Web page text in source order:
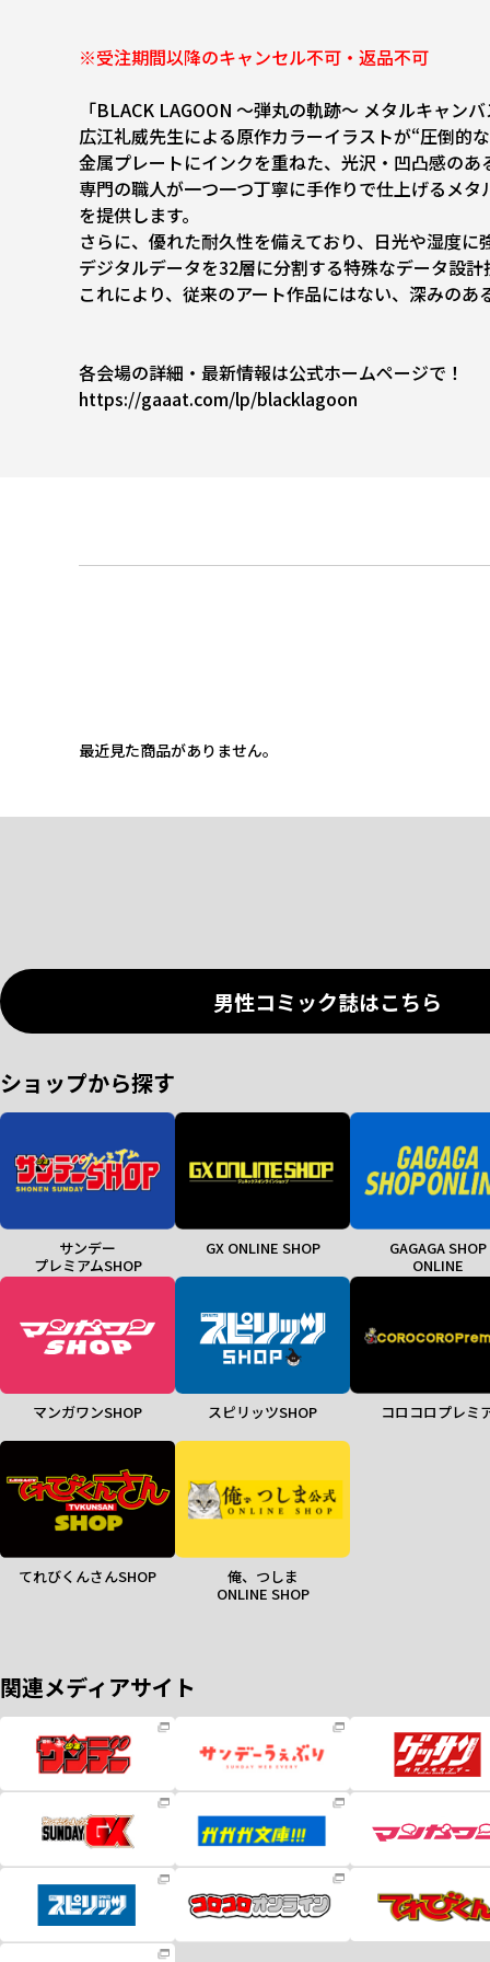
※受注期間以降のキャンセル不可・返品不可
「BLACK LAGOON ～弾丸の軌跡～ メタルキャン
広江礼威先生による原作カラーイラストが“圧倒的
金属プレートにインクを重ねた、光沢・凹凸感の
専門の職人が一つ一つ丁寧に手作りで仕上げるメ
を提供します。
さらに、優れた耐久性を備えており、日光や湿度
デジタルデータを32層に分割する特殊なデータ設
これにより、従来のアート作品にはない、深みの
各会場の詳細・最新情報は公式ホームページで！
https://gaaat.com/lp/blacklagoon
最近見た商品がありません。
男性コミック誌はこちら
ショップから探す
サンデー
プレミアムSHOP
GX ONLINE SHOP
GAGAGA SHOP
ONLINE
マンガワンSHOP スピリッツSHOP コロコロプレミ
てれびくんさんSHOP
俺、つしま
ONLINE SHOP
関連メディアサイト